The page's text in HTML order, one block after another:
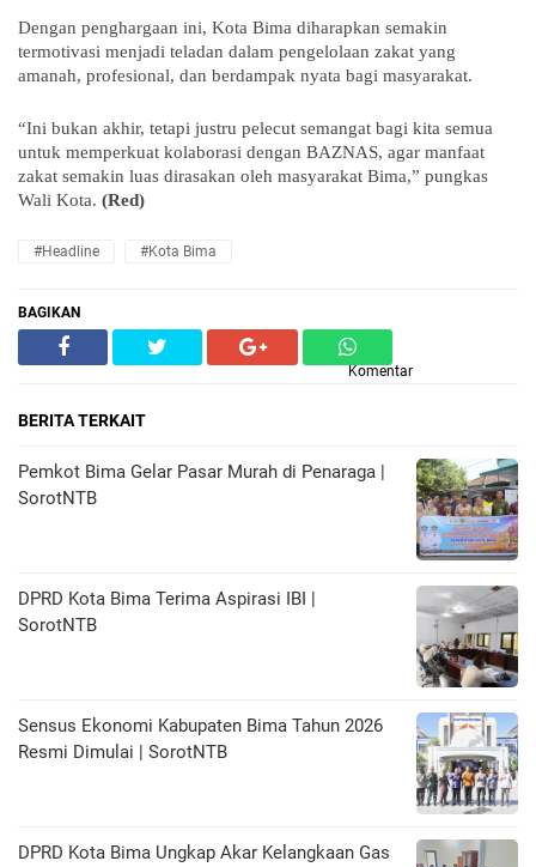
Dengan penghargaan ini, Kota Bima diharapkan semakin
termotivasi menjadi teladan dalam pengelolaan zakat yang
amanah, profesional, dan berdampak nyata bagi masyarakat.
“Ini bukan akhir, tetapi justru pelecut semangat bagi kita semua
untuk memperkuat kolaborasi dengan BAZNAS, agar manfaat
zakat semakin luas dirasakan oleh masyarakat Bima,” pungkas
Wali Kota. (Red)
#Headline #Kota Bima
BAGIKAN
Komentar
BERITA TERKAIT
Pemkot Bima Gelar Pasar Murah di Penaraga |
SorotNTB
DPRD Kota Bima Terima Aspirasi IBI |
SorotNTB
Sensus Ekonomi Kabupaten Bima Tahun 2026
Resmi Dimulai | SorotNTB
DPRD Kota Bima Ungkap Akar Kelangkaan Gas